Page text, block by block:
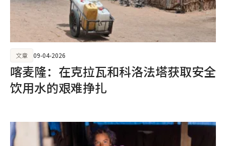
喀麦隆：在克拉瓦和科洛法塔获取安全
饮用水的艰难挣扎
文章 09-04-2026